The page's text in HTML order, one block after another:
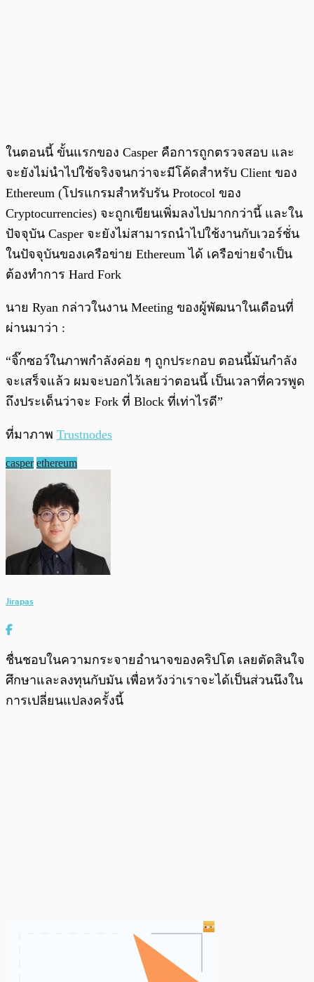
ในตอนนี้ ขั้นแรกของ Casper คือการถูกตรวจสอบ และ
จะยังไม่นำไปใช้จริงจนกว่าจะมีโค้ดสำหรับ Client ของ
Ethereum (โปรแกรมสำหรับรัน Protocol ของ
Cryptocurrencies) จะถูกเขียนเพิ่มลงไปมากกว่านี้ และใน
ปัจจุบัน Casper จะยังไม่สามารถนำไปใช้งานกับเวอร์ชั่น
ในปัจจุบันของเครือข่าย Ethereum ได้ เครือข่ายจำเป็น
ต้องทำการ Hard Fork
นาย Ryan กล่าวในงาน Meeting ของผู้พัฒนาในเดือนที่
ผ่านมาว่า :
“จิ๊กซอว์ในภาพกำลังค่อย ๆ ถูกประกอบ ตอนนี้มันกำลัง
จะเสร็จแล้ว ผมจะบอกไว้เลยว่าตอนนี้ เป็นเวลาที่ควรพูด
ถึงประเด็นว่าจะ Fork ที่ Block ที่เท่าไรดี”
ที่มาภาพ Trustnodes
casper ethereum
Jirapas
ชื่นชอบในความกระจายอำนาจของคริปโต เลยตัดสินใจ
ศึกษาและลงทุนกับมัน เพื่อหวังว่าเราจะได้เป็นส่วนนึงใน
การเปลี่ยนแปลงครั้งนี้